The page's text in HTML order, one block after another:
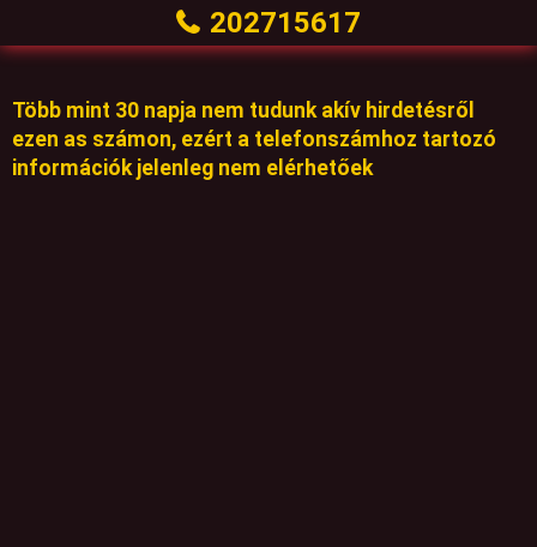
202715617
Több mint 30 napja nem tudunk akív hirdetésről
ezen as számon, ezért a telefonszámhoz tartozó
információk jelenleg nem elérhetőek